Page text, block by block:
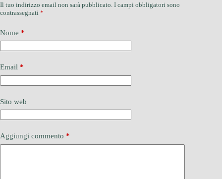
Il tuo indirizzo email non sarà pubblicato. I campi obbligatori sono
contrassegnati *
Nome *
Email *
Sito web
Aggiungi commento *